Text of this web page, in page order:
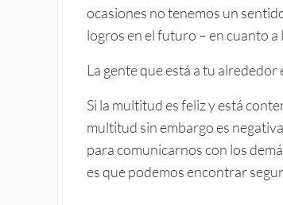
ocasiones no tenemos un
logros en el futuro – en cuanto a
La gente que está a tu
Si la multitud es feliz y está
multitud sin embargo es
para comunicarnos con los
es que podemos encontrar